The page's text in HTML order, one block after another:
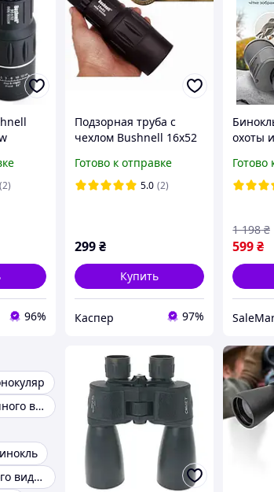
с
(2)
96%
Подзорная труба с
чехлом Bushnell 16x52
Готово к отправке
5.0 (2)
299₴
Купить
Каспер 97%
охоты
Готово
599₴
1 198 ₴
Монокуляр ночного видения
Бинокль ночного видения